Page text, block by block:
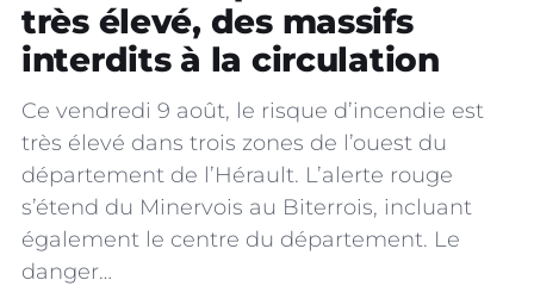
très élevé, des massifs
interdits à la circulation
Ce vendredi 9 août, le risque d’incendie est
très élevé dans trois zones de l’ouest du
département de l’Hérault. L’alerte rouge
s’étend du Minervois au Biterrois, incluant
également le centre du département. Le
danger…